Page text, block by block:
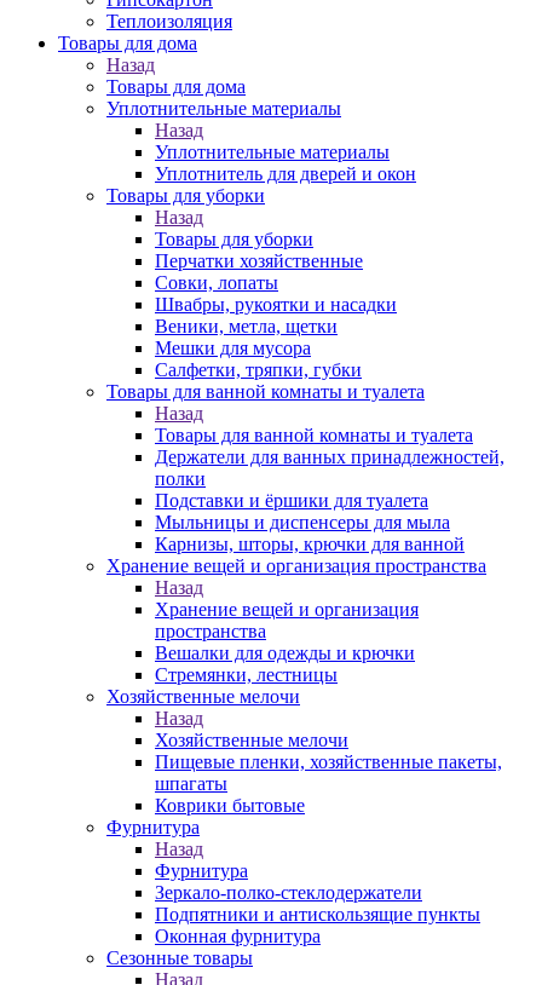
Теплоизоляция
Товары для дома
Назад
Товары для дома
Уплотнительные материалы
Назад
Уплотнительные материалы
Уплотнитель для дверей и окон
Товары для уборки
Назад
Товары для уборки
Перчатки хозяйственные
Совки, лопаты
Швабры, рукоятки и насадки
Веники, метла, щетки
Мешки для мусора
Салфетки, тряпки, губки
Товары для ванной комнаты и туалета
Назад
Товары для ванной комнаты и туалета
Держатели для ванных принадлежностей,
полки
Подставки и ёршики для туалета
Мыльницы и диспенсеры для мыла
Карнизы, шторы, крючки для ванной
Хранение вещей и организация пространства
Назад
Хранение вещей и организация
пространства
Вешалки для одежды и крючки
Стремянки, лестницы
Хозяйственные мелочи
Назад
Хозяйственные мелочи
Пищевые пленки, хозяйственные пакеты,
шпагаты
Коврики бытовые
Фурнитура
Назад
Фурнитура
Зеркало-полко-стеклодержатели
Подпятники и антискользящие пункты
Оконная фурнитура
Сезонные товары
Назад